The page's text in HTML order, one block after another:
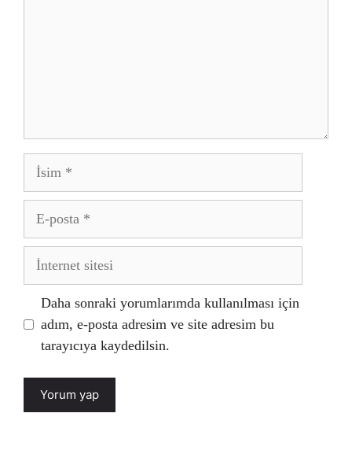
İsim
posta
İnternet
Daha sonraki yorumlarımda kullanılması için
adım, e-posta adresim ve site adresim bu
tarayıcıya kaydedilsin.